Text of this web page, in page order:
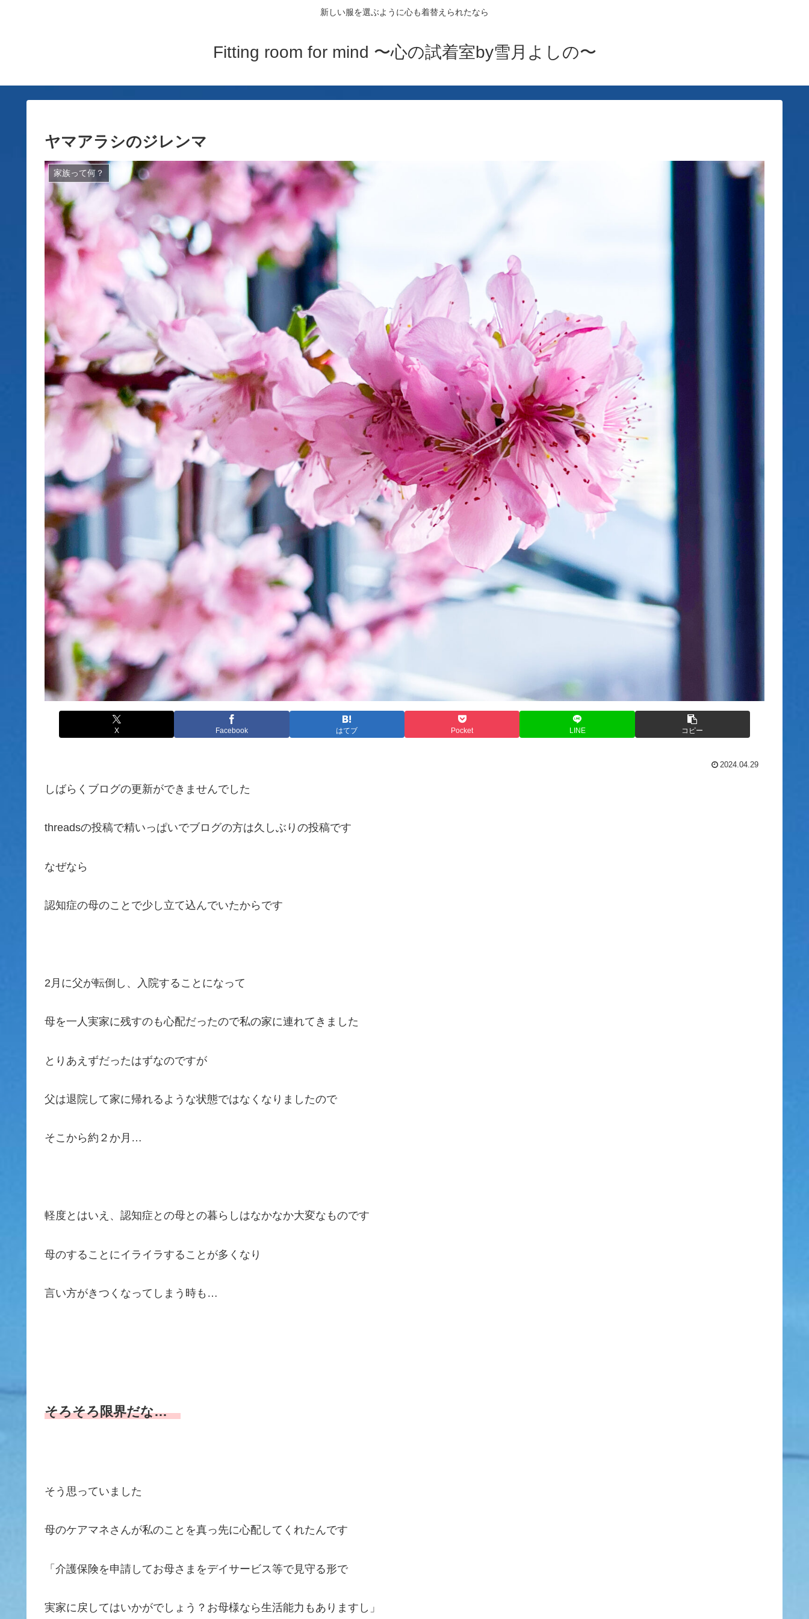
新しい服を選ぶように心も着替えられたなら
Fitting room for mind 〜心の試着室by雪月よしの〜
ヤマアラシのジレンマ
家族って何？
X Facebook はてブ Pocket LINE コピー
2024.04.29
しばらくブログの更新ができませんでした
threadsの投稿で精いっぱいでブログの方は久しぶりの投稿です
なぜなら
認知症の母のことで少し立て込んでいたからです
2月に父が転倒し、入院することになって
母を一人実家に残すのも心配だったので私の家に連れてきました
とりあえずだったはずなのですが
父は退院して家に帰れるような状態ではなくなりましたので
そこから約２か月…
軽度とはいえ、認知症との母との暮らしはなかなか大変なものです
母のすることにイライラすることが多くなり
言い方がきつくなってしまう時も…
そろそろ限界だな…
そう思っていました
母のケアマネさんが私のことを真っ先に心配してくれたんです
「介護保険を申請してお母さまをデイサービス等で見守る形で
実家に戻してはいかがでしょう？お母様なら生活能力もありますし」